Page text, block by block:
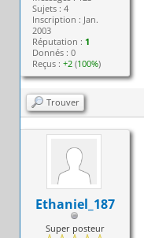
Sujets : 4
Inscription : Jan.
2003
Réputation : 1
Donnés : 0
Reçus :+2 (100%)
Trouver
Ethaniel_187
Super posteur